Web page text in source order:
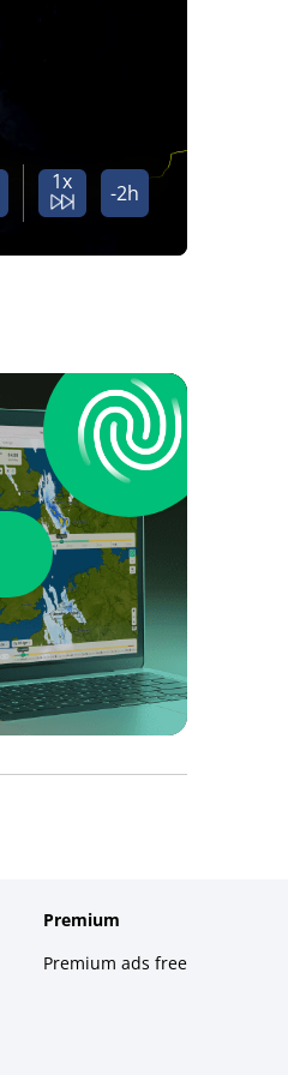
1x -2h
Premium
Premium ads free